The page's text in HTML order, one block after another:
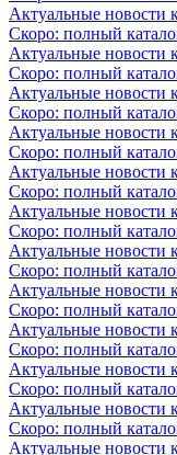
Актуальные новости
Скоро: полный
Актуальные новости
Скоро: полный
Актуальные новости
Скоро: полный
Актуальные новости
Скоро: полный
Актуальные новости
Скоро: полный
Актуальные новости
Скоро: полный
Актуальные новости
Скоро: полный
Актуальные новости
Скоро: полный
Актуальные новости
Скоро: полный
Актуальные новости
Скоро: полный
Актуальные новости
Скоро: полный
Актуальные новости